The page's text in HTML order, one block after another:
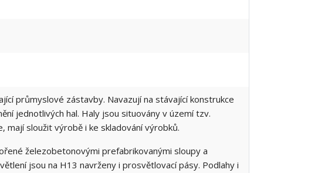
průmyslové zástavby. Navazují na stávající konstrukce
jednotlivých hal. Haly jsou situovány v území tzv.
mají sloužit výrobě i ke skladování výrobků.
železobetonovými prefabrikovanými sloupy a
jsou na H13 navrženy i prosvětlovací pásy. Podlahy i